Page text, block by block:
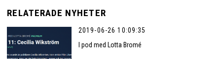
RELATERADE NYHETER
2019-06-26 10:09:35
I pod med Lotta Bromé